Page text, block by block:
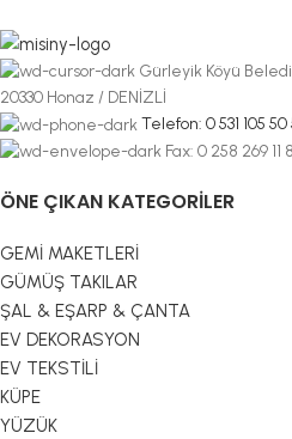
Gürleyik Köyü
20330 Honaz / DENİZLİ
Telefon: 0 531 105 50
Fax: 0 258 269 11
ÖNE ÇIKAN KATEGORILER
GEMİ MAKETLERİ
GÜMÜŞ TAKILAR
ŞAL & EŞARP & ÇANTA
EV DEKORASYON
EV TEKSTİLİ
KÜPE
YÜZÜK